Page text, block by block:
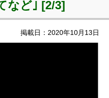
など｣ [2/3]
掲載日：2020年10月13日